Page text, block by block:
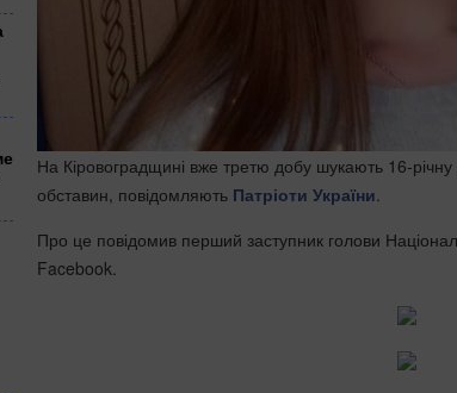
На Кіровоградщині вже третю добу шукають 16-річну
обставин, повідомляють Патріоти України.
Про це повідомив перший заступник голови
Facebook.